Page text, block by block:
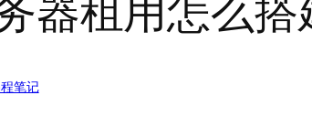
笔记